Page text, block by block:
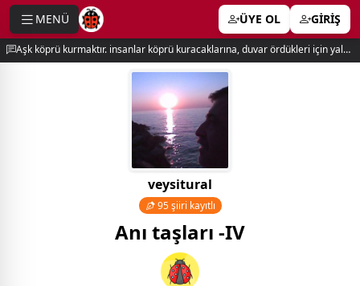
MENÜ ÜYE OL GİRİŞ
Aşk köprü kurmaktır. insanlar köprü kuracaklarına, duvar ördükleri için yalnız kalırlar. newton
veysitural
95 şiiri kayıtlı
Anı taşları -IV
menu